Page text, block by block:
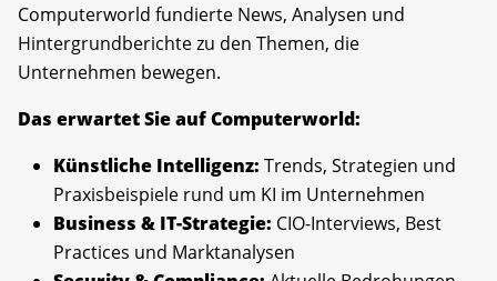
Computerworld fundierte News, Analysen und
Hintergrundberichte zu den Themen, die
Unternehmen bewegen.
Das erwartet Sie auf Computerworld:
Künstliche Intelligenz: Trends, Strategien und
Praxisbeispiele rund um KI im Unternehmen
Business & IT-Strategie: CIO-Interviews, Best
Practices und Marktanalysen